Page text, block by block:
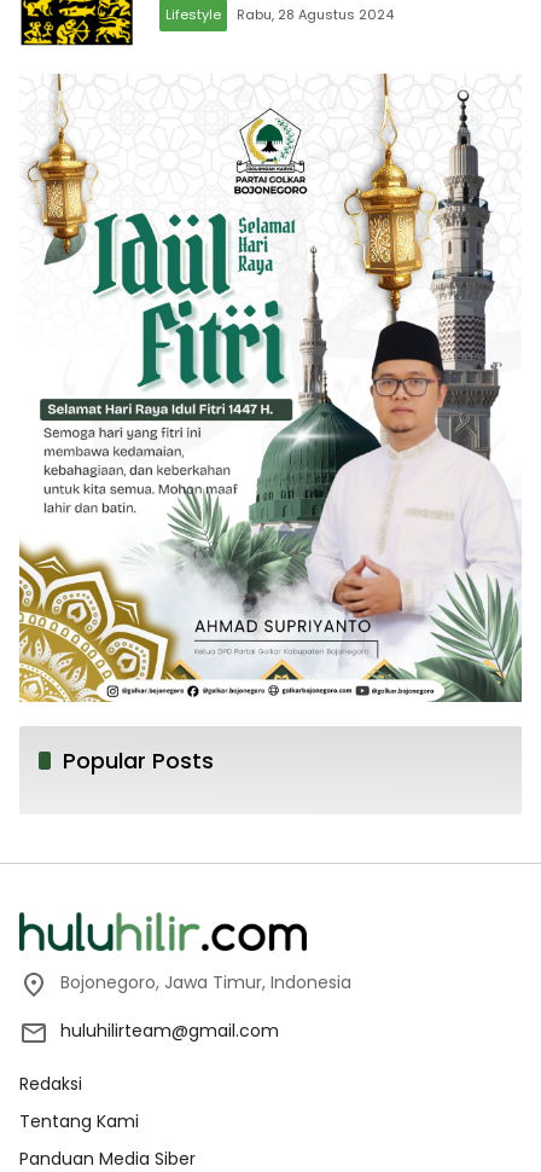
Lifestyle Rabu, 28 Agustus 2024
Popular Posts
Bojonegoro, Jawa Timur, Indonesia
huluhilirteam@gmail.com
Redaksi
Tentang Kami
Panduan Media Siber